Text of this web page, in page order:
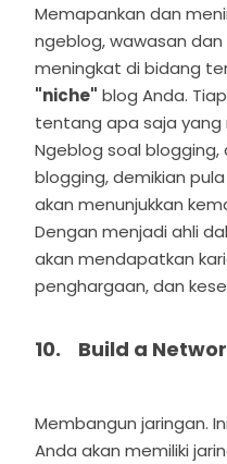
Memapankan dan
ngeblog, wawasan
meningkat di bidang
"niche" blog Anda.
tentang apa saja yang
Ngeblog soal blogging,
blogging, demikian
akan menunjukkan
Dengan menjadi ahli
akan mendapatkan
penghargaan, dan
10. Build a
Membangun jaringan.
Anda akan memiliki